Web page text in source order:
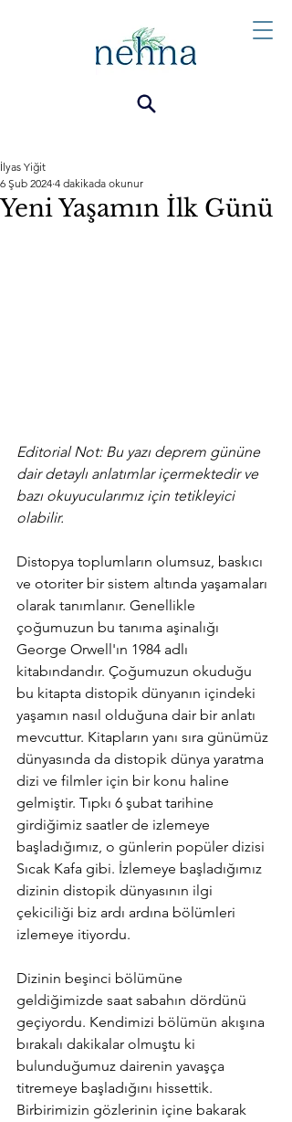
Yeni Yaşamın İlk Günü
İlyas Yiğit
6 Şub 2024 4 dakikada okunur
Editorial Not: Bu yazı deprem gününe
dair detaylı anlatımlar içermektedir ve
bazı okuyucularımız için tetikleyici
olabilir.
Distopya toplumların olumsuz, baskıcı
ve otoriter bir sistem altında yaşamaları
olarak tanımlanır. Genellikle
çoğumuzun bu tanıma aşinalığı
George Orwell'ın 1984 adlı
kitabındandır. Çoğumuzun okuduğu
bu kitapta distopik dünyanın içindeki
yaşamın nasıl olduğuna dair bir anlatı
mevcuttur. Kitapların yanı sıra günümüz
dünyasında da distopik dünya yaratma
dizi ve filmler için bir konu haline
gelmiştir. Tıpkı 6 şubat tarihine
girdiğimiz saatler de izlemeye
başladığımız, o günlerin popüler dizisi
Sıcak Kafa gibi. İzlemeye başladığımız
dizinin distopik dünyasının ilgi
çekiciliği biz ardı ardına bölümleri
izlemeye itiyordu.
Dizinin beşinci bölümüne
geldiğimizde saat sabahın dördünü
geçiyordu. Kendimizi bölümün akışına
bırakalı dakikalar olmuştu ki
bulunduğumuz dairenin yavaşça
titremeye başladığını hissettik.
Birbirimizin gözlerinin içine bakarak